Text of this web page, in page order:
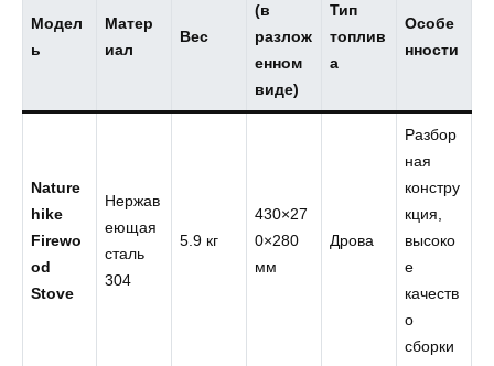
Модел
ь
Матер
иал
Вес
(в
разлож
енном
виде)
Тип
топлив
а
Особе
нности
Nature
hike
Firewo
od
Stove
Нержав
еющая
сталь
304
5.9 кг
430×27
0×280
мм
Дрова
Разбор
ная
констру
кция,
высоко
е
качеств
о
сборки